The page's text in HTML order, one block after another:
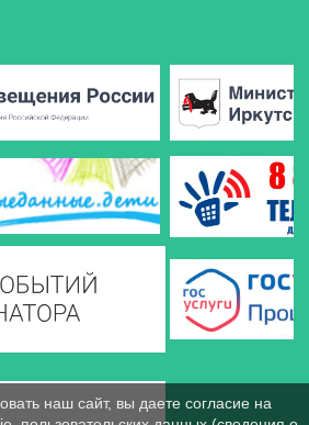
наш сайт, вы даете согласие на